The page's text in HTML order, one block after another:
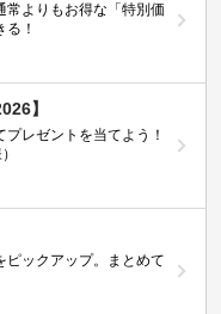
よりもお得な「特別価
！
】
レゼントを当てよう！
ピックアップ。まとめて